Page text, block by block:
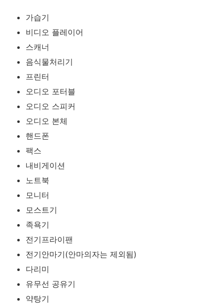
가습기
비디오 플레이어
스캐너
음식물처리기
프린터
오디오 포터블
오디오 스피커
오디오 본체
핸드폰
팩스
내비게이션
노트북
모니터
모스트기
족욕기
전기프라이팬
전기안마기(안마의자는 제외됨)
다리미
유무선 공유기
약탕기